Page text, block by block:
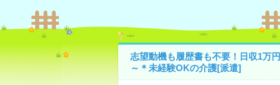
志望動機も履歴書も不要！日収1万円
～＊未経験OKの介護[派遣]